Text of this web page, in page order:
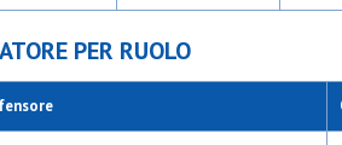
PER RUOLO